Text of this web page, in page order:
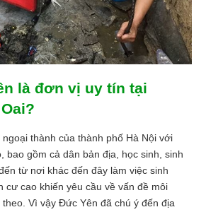
là đơn vị uy tín tại
thành của thành phố Hà Nội với
bao gồm cả dân bản địa, học sinh, sinh
từ nơi khác đến đây làm việc sinh
cư cao khiến yêu cầu về vấn đề môi
Vì vậy Đức Yên đã chú ý đến địa